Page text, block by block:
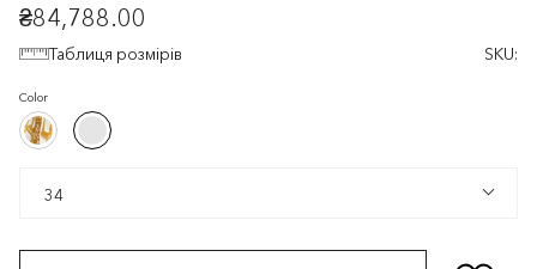
₴84,788.00
Таблиця розмірів SKU:
Color
Білий/
Золотистий
Білий/
Світло-
рожевий/
Зелений
Світло-
34
34